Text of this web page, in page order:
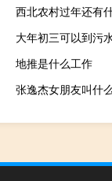
西北农村过年还有
大年初三可以到污
地推是什么工作
张逸杰女朋友叫什